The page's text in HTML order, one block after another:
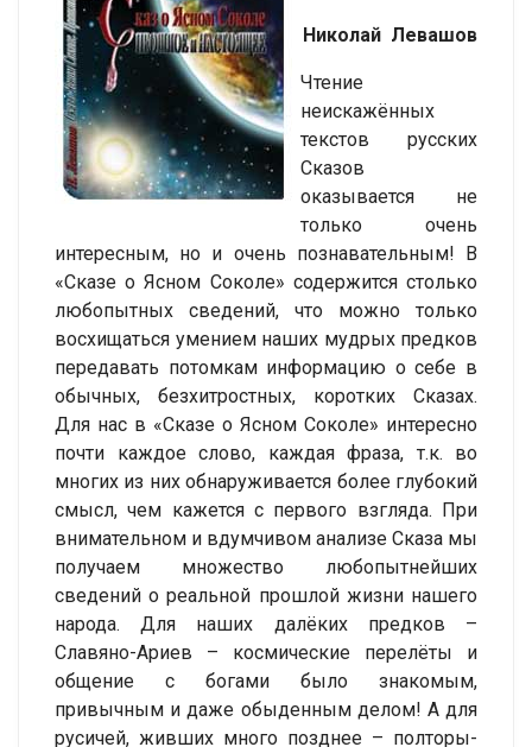
Николай Левашов
Чтение
неискажённых
текстов русских
Сказов
оказывается не
только очень
интересным, но и очень познавательным! В
«Сказе о Ясном Соколе» содержится столько
любопытных сведений, что можно только
восхищаться умением наших мудрых предков
передавать потомкам информацию о себе в
обычных, безхитростных, коротких Сказах.
Для нас в «Сказе о Ясном Соколе» интересно
почти каждое слово, каждая фраза, т.к. во
многих из них обнаруживается более глубокий
смысл, чем кажется с первого взгляда. При
внимательном и вдумчивом анализе Сказа мы
получаем множество любопытнейших
сведений о реальной прошлой жизни нашего
народа. Для наших далёких предков –
Славяно-Ариев – космические перелёты и
общение с богами было знакомым,
привычным и даже обыденным делом! А для
русичей, живших много позднее – полторы-